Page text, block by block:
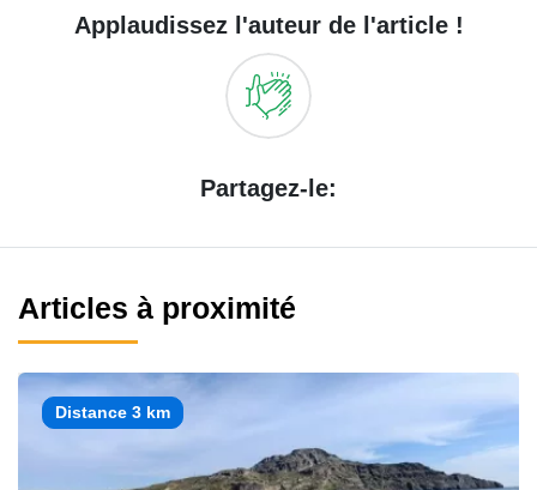
Applaudissez l'auteur de l'article !
Partagez-le:
Articles à proximité
Distance 3 km